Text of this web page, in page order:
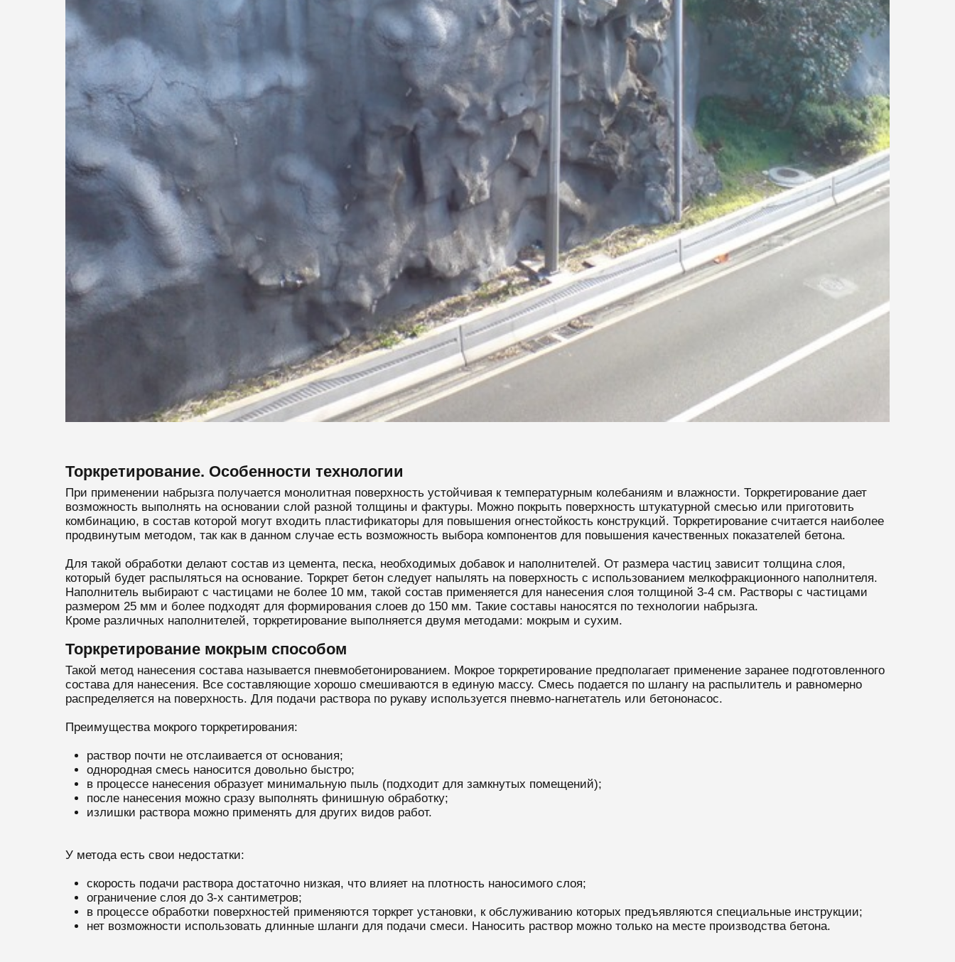
Торкретирование. Особенности технологии
При применении набрызга получается монолитная поверхность устойчивая к температурным колебаниям и влажности. Торкретирование дает
возможность выполнять на основании слой разной толщины и фактуры. Можно покрыть поверхность штукатурной смесью или приготовить
комбинацию, в состав которой могут входить пластификаторы для повышения огнестойкость конструкций. Торкретирование считается наиболее
продвинутым методом, так как в данном случае есть возможность выбора компонентов для повышения качественных показателей бетона.
Для такой обработки делают состав из цемента, песка, необходимых добавок и наполнителей. От размера частиц зависит толщина слоя,
который будет распыляться на основание. Торкрет бетон следует напылять на поверхность с использованием мелкофракционного наполнителя.
Наполнитель выбирают с частицами не более 10 мм, такой состав применяется для нанесения слоя толщиной 3-4 см. Растворы с частицами
размером 25 мм и более подходят для формирования слоев до 150 мм. Такие составы наносятся по технологии набрызга.
Кроме различных наполнителей, торкретирование выполняется двумя методами: мокрым и сухим.
Торкретирование мокрым способом
Такой метод нанесения состава называется пневмобетонированием. Мокрое торкретирование предполагает применение заранее подготовленного
состава для нанесения. Все составляющие хорошо смешиваются в единую массу. Смесь подается по шлангу на распылитель и равномерно
распределяется на поверхность. Для подачи раствора по рукаву используется пневмо-нагнетатель или бетононасос.
Преимущества мокрого торкретирования:
раствор почти не отслаивается от основания;
однородная смесь наносится довольно быстро;
в процессе нанесения образует минимальную пыль (подходит для замкнутых помещений);
после нанесения можно сразу выполнять финишную обработку;
излишки раствора можно применять для других видов работ.
У метода есть свои недостатки:
скорость подачи раствора достаточно низкая, что влияет на плотность наносимого слоя;
ограничение слоя до 3-х сантиметров;
в процессе обработки поверхностей применяются торкрет установки, к обслуживанию которых предъявляются специальные инструкции;
нет возможности использовать длинные шланги для подачи смеси. Наносить раствор можно только на месте производства бетона.